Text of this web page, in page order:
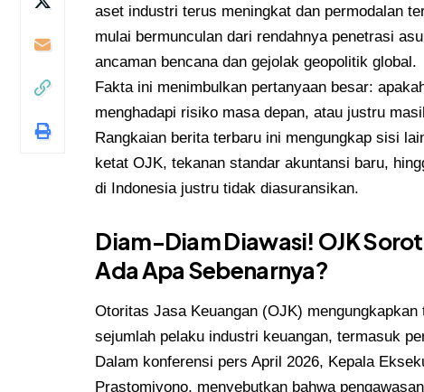
aset industri terus meningkat dan permodalan
mulai bermunculan dari rendahnya penetrasi
ancaman bencana dan gejolak geopolitik global.
Fakta ini menimbulkan pertanyaan besar:
menghadapi risiko masa depan, atau justru
Rangkaian berita terbaru ini mengungkap sisi
ketat OJK, tekanan standar akuntansi baru,
di Indonesia justru tidak diasuransikan.
Diam-Diam Diawasi! OJK
Ada Apa Sebenarnya?
Otoritas Jasa Keuangan (OJK)
sejumlah pelaku industri keuangan, termasuk
Dalam konferensi pers April 2026, Kepala
Prastomiyono, menyebutkan bahwa